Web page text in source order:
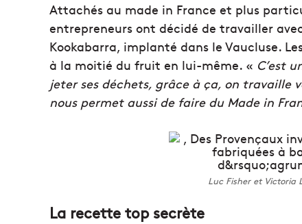
Attachés au made in France et plus
entrepreneurs ont décidé de travailler
Kookabarra, implanté dans le Vaucluse.
à la moitié du fruit en lui-même. « C’est
jeter ses déchets, grâce à ça, on travaille
nous permet aussi de faire du Made in
Luc Fisher et Victoria
La recette top secrète